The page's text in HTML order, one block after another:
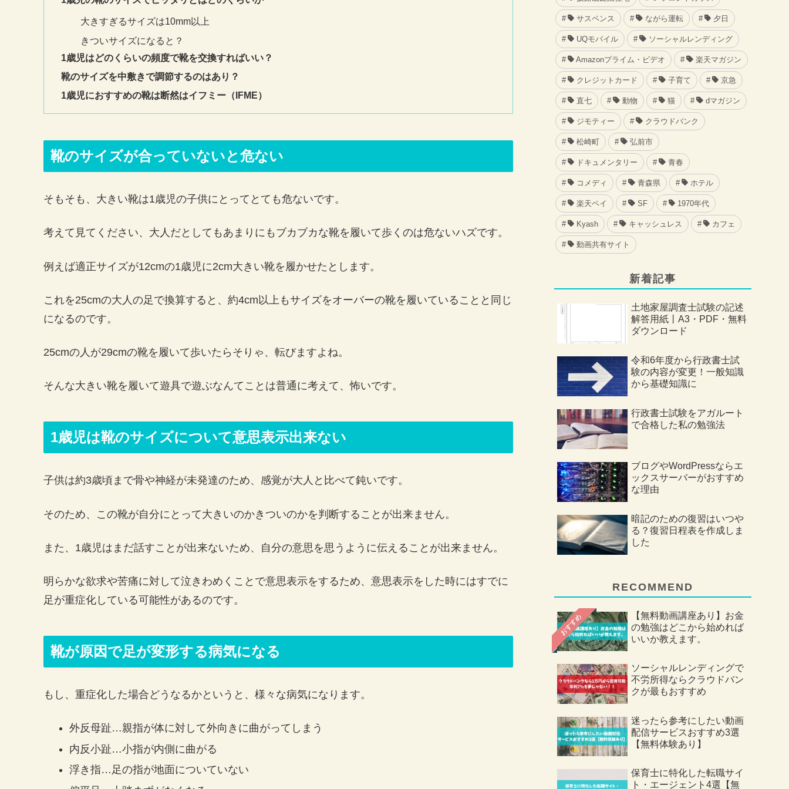
大きすぎるサイズは10mm以上
きついサイズになると？
1歳児はどのくらいの頻度で靴を交換すればいい？
靴のサイズを中敷きで調節するのはあり？
1歳児におすすめの靴は断然はイフミー（IFME）
靴のサイズが合っていないと危ない
そもそも、大きい靴は1歳児の子供にとってとても危ないです。
考えて見てください、大人だとしてもあまりにもブカブカな靴を履いて歩くのは危ないハズです。
例えば適正サイズが12cmの1歳児に2cm大きい靴を履かせたとします。
これを25cmの大人の足で換算すると、約4cm以上もサイズをオーバーの靴を履いていることと同じ
になるのです。
25cmの人が29cmの靴を履いて歩いたらそりゃ、転びますよね。
そんな大きい靴を履いて遊具で遊ぶなんてことは普通に考えて、怖いです。
1歳児は靴のサイズについて意思表示出来ない
子供は約3歳頃まで骨や神経が未発達のため、感覚が大人と比べて鈍いです。
そのため、この靴が自分にとって大きいのかきついのかを判断することが出来ません。
また、1歳児はまだ話すことが出来ないため、自分の意思を思うように伝えることが出来ません。
明らかな欲求や苦痛に対して泣きわめくことで意思表示をするため、意思表示をした時にはすでに
足が重症化している可能性があるのです。
靴が原因で足が変形する病気になる
もし、重症化した場合どうなるかというと、様々な病気になります。
外反母趾…親指が体に対して外向きに曲がってしまう
内反小趾…小指が内側に曲がる
浮き指…足の指が地面についていない
サスペンス ながら運転 夕日
UQモバイル ソーシャルレンディング
Amazonプライム・ビデオ 楽天マガジン
クレジットカード 子育て 京急
直七 動物 猫 dマガジン
ジモティー クラウドバンク
松崎町 弘前市
ドキュメンタリー 青春
コメディ 青森県 ホテル
楽天ペイ SF 1970年代
Kyash キャッシュレス カフェ
動画共有サイト
新着記事
土地家屋調査士試験の記述
解答用紙丨A3・PDF・無料
ダウンロード
令和6年度から行政書士試
験の内容が変更！一般知識
から基礎知識に
行政書士試験をアガルート
で合格した私の勉強法
ブログやWordPressならエ
ックスサーバーがおすすめ
な理由
暗記のための復習はいつや
る？復習日程表を作成しま
した
RECOMMEND
おすすめ
【無料動画講座あり】お金
の勉強はどこから始めれば
いいか教えます。
ソーシャルレンディングで
不労所得ならクラウドバン
クが最もおすすめ
迷ったら参考にしたい動画
配信サービスおすすめ3選
【無料体験あり】
保育士に特化した転職サイ
ト・エージェント4選【無